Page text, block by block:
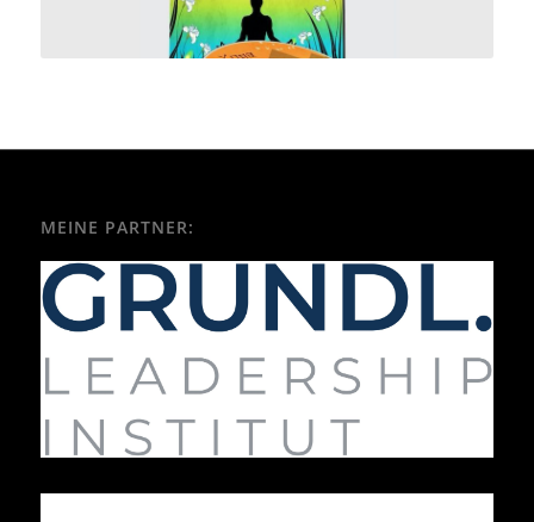
MEINE PARTNER: